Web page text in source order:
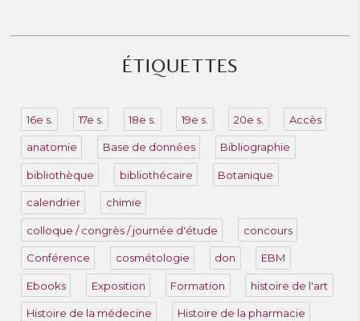
ÉTIQUETTES
16e s. 17e s. 18e s. 19e s. 20e s. Accès
anatomie Base de données Bibliographie
bibliothèque bibliothécaire Botanique
calendrier chimie
colloque / congrès / journée d'étude concours
Conférence cosmétologie don EBM
Ebooks Exposition Formation histoire de l'art
Histoire de la médecine Histoire de la pharmacie